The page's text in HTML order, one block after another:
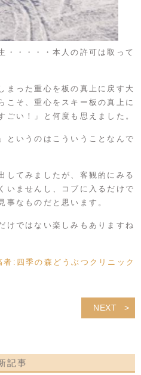
・・・・・本人の許可は取って
まった重心を板の真上に戻す大
こそ、重心をスキー板の真上に
ごい！」と何度も思えました。
というのはこういうことなんで
してみましたが、客観的にみる
いませんし、コブに入るだけで
事なものだと思います。
けではない楽しみもありますね
者: 四季の森どうぶつクリニック
NEXT
記事